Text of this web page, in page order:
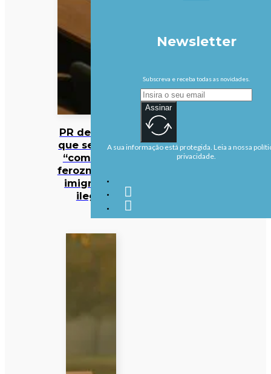
PR defende
que se deve
“combater
ferozmente”
imigração
ilegal
Newsletter
Subscreva e receba todas as novidades.
Assinar
A sua informação está protegida. Leia a nossa
privacidade.